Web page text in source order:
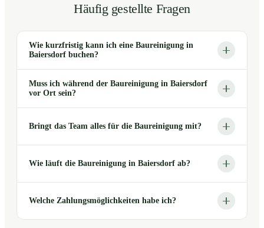
Häufig gestellte Fragen
Wie kurzfristig kann ich eine Baureinigung in
Baiersdorf buchen?
Muss ich während der Baureinigung in Baiersdorf
vor Ort sein?
Bringt das Team alles für die Baureinigung mit?
Wie läuft die Baureinigung in Baiersdorf ab?
Welche Zahlungsmöglichkeiten habe ich?